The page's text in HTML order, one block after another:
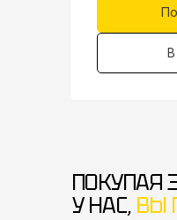
В
ПОКУПАЯ
У НАС, ВЫ